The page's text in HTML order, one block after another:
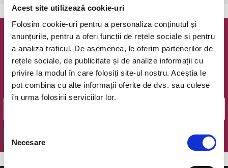
Acest site utilizează cookie-uri
Folosim cookie-uri pentru a personaliza conținutul și
anunțurile, pentru a oferi funcții de rețele sociale și pentru
a analiza traficul. De asemenea, le oferim partenerilor de
rețele sociale, de publicitate și de analize informații cu
privire la modul în care folosiți site-ul nostru. Aceștia le
pot combina cu alte informații oferite de dvs. sau culese
în urma folosirii serviciilor lor.
consimțământului
Necesare
Newsletter @ Bilete.ro
Oferte exclusive si o editie saptamanala cu cele mai noi
evenimente.
Email